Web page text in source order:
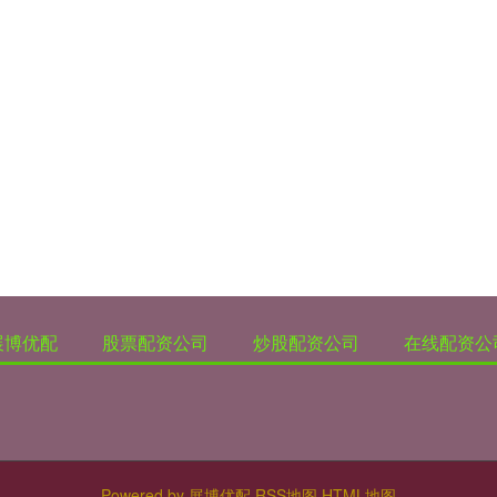
优配 股票配资公司 炒股配资公司 在线配资公